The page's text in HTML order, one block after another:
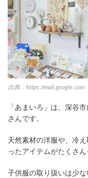
出典：https://mail.google.com
「あまいろ」は、深谷
さんです。
天然素材の洋服や、冷
ったアイテムがたくさん
子供服の取り扱いは少